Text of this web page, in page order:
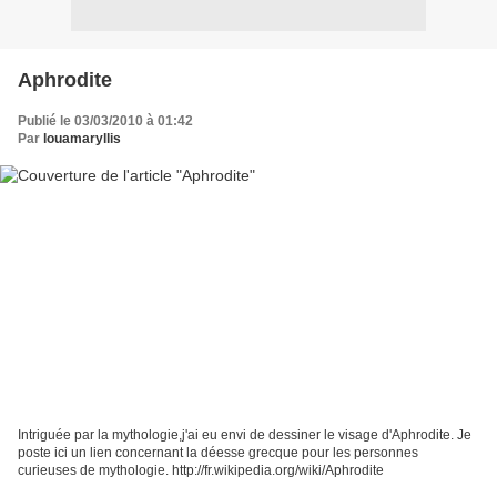
Aphrodite
Publié le 03/03/2010 à 01:42
Par louamaryllis
Intriguée par la mythologie,j'ai eu envi de dessiner le visage d'Aphrodite. Je
poste ici un lien concernant la déesse grecque pour les personnes
curieuses de mythologie. http://fr.wikipedia.org/wiki/Aphrodite